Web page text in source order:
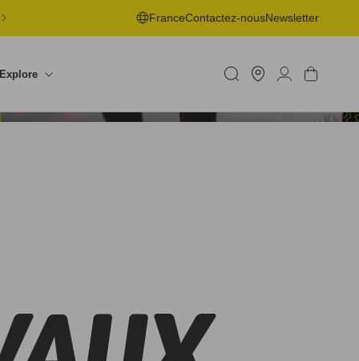
LIVRAISON OFFERTE EN POINT DE RETRAIT DÈS 50€ -
RETOURS SOUS 30J
FranceContactez-nousNewsletter
Explore
un
shop
ConnexionPanier